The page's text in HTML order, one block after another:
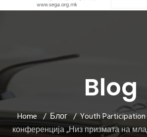
Blog
Home Блог Youth Participation
конференција „Низ призмата на